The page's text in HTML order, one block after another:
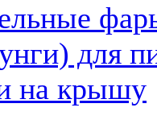
для
на крышу